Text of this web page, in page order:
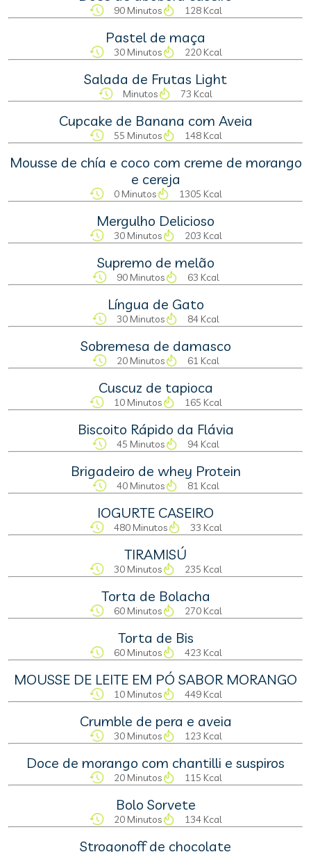
90 Minutos 128 Kcal
Pastel de maça
30 Minutos 220 Kcal
Salada de Frutas Light
Minutos 73 Kcal
Cupcake de Banana com Aveia
55 Minutos 148 Kcal
Mousse de chía e coco com creme de morango
e cereja
0 Minutos 1305 Kcal
Mergulho Delicioso
30 Minutos 203 Kcal
Supremo de melão
90 Minutos 63 Kcal
Língua de Gato
30 Minutos 84 Kcal
Sobremesa de damasco
20 Minutos 61 Kcal
Cuscuz de tapioca
10 Minutos 165 Kcal
Biscoito Rápido da Flávia
45 Minutos 94 Kcal
Brigadeiro de whey Protein
40 Minutos 81 Kcal
IOGURTE CASEIRO
480 Minutos 33 Kcal
TIRAMISÚ
30 Minutos 235 Kcal
Torta de Bolacha
60 Minutos 270 Kcal
Torta de Bis
60 Minutos 423 Kcal
MOUSSE DE LEITE EM PÓ SABOR MORANGO
10 Minutos 449 Kcal
Crumble de pera e aveia
30 Minutos 123 Kcal
Doce de morango com chantilli e suspiros
20 Minutos 115 Kcal
Bolo Sorvete
20 Minutos 134 Kcal
Strogonoff de chocolate